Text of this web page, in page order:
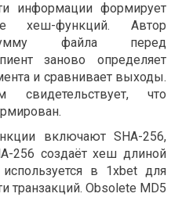
информации формирует
хеш-функций. Автор
сумму файла перед
заново определяет
и сравнивает выходы.
свидетельствует, что
включают SHA-256,
256 создаёт хеш длиной
в 1xbet для
транзакций. Obsolete MD5